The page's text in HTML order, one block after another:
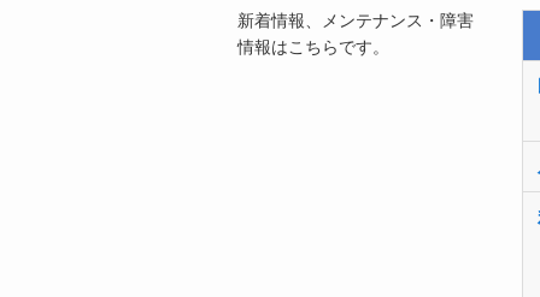
新着情報、メンテナンス・障害
情報はこちらです。